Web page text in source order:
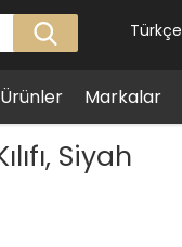
Markalar
Türkçe
Siyah